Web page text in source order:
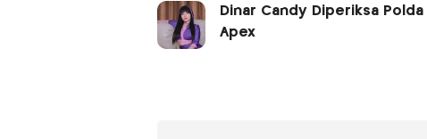
Dinar Candy Diperiksa
Apex